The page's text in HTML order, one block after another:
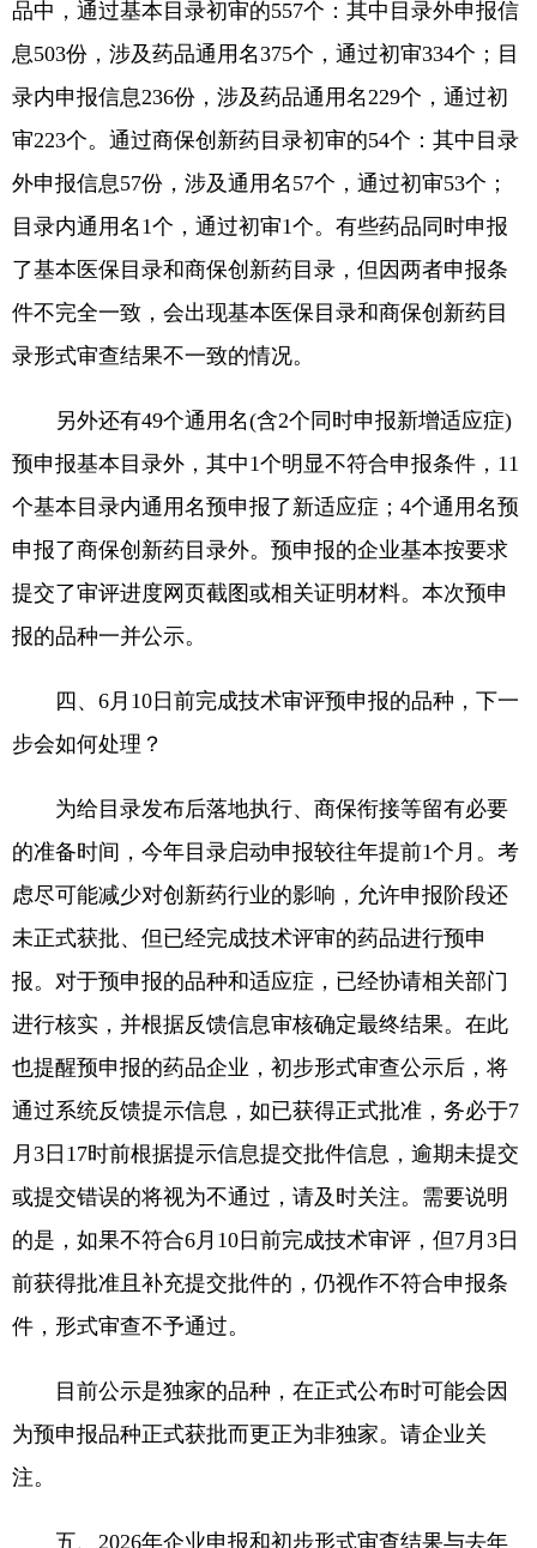
品中，通过基本目录初审的557个：其中目录外申报信
息503份，涉及药品通用名375个，通过初审334个；目
录内申报信息236份，涉及药品通用名229个，通过初
审223个。通过商保创新药目录初审的54个：其中目录
外申报信息57份，涉及通用名57个，通过初审53个；
目录内通用名1个，通过初审1个。有些药品同时申报
了基本医保目录和商保创新药目录，但因两者申报条
件不完全一致，会出现基本医保目录和商保创新药目
录形式审查结果不一致的情况。
另外还有49个通用名(含2个同时申报新增适应症)
预申报基本目录外，其中1个明显不符合申报条件，11
个基本目录内通用名预申报了新适应症；4个通用名预
申报了商保创新药目录外。预申报的企业基本按要求
提交了审评进度网页截图或相关证明材料。本次预申
报的品种一并公示。
四、6月10日前完成技术审评预申报的品种，下一
步会如何处理？
为给目录发布后落地执行、商保衔接等留有必要
的准备时间，今年目录启动申报较往年提前1个月。考
虑尽可能减少对创新药行业的影响，允许申报阶段还
未正式获批、但已经完成技术评审的药品进行预申
报。对于预申报的品种和适应症，已经协请相关部门
进行核实，并根据反馈信息审核确定最终结果。在此
也提醒预申报的药品企业，初步形式审查公示后，将
通过系统反馈提示信息，如已获得正式批准，务必于7
月3日17时前根据提示信息提交批件信息，逾期未提交
或提交错误的将视为不通过，请及时关注。需要说明
的是，如果不符合6月10日前完成技术审评，但7月3日
前获得批准且补充提交批件的，仍视作不符合申报条
件，形式审查不予通过。
目前公示是独家的品种，在正式公布时可能会因
为预申报品种正式获批而更正为非独家。请企业关
注。
五、2026年企业申报和初步形式审查结果与去年